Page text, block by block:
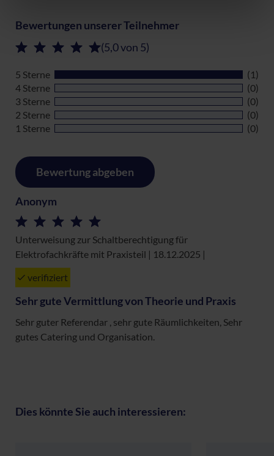
Datenschutzerklärung|Impressum
Bewertungen unserer Teilnehmer
(5,0 von 5)
5 Sterne
(1)
4 Sterne
(0)
3 Sterne
(0)
2 Sterne
(0)
1 Sterne
(0)
Bewertung abgeben
Anonym
Unterweisung zur Schaltberechtigung für
Elektrofachkräfte mit Praxisteil | 18.12.2025 |
verifiziert
Sehr gute Vermittlung von Theorie und Praxis
Sehr guter Referendar , sehr gute Räumlichkeiten, Sehr
gutes Catering und Organisation.
Dies könnte Sie auch interessieren: